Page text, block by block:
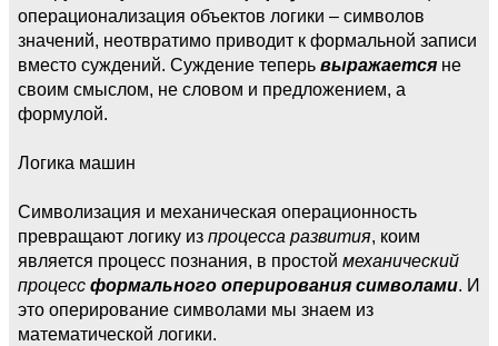
операционализация объектов логики – символов
значений, неотвратимо приводит к формальной записи
вместо суждений. Суждение теперь выражается не
своим смыслом, не словом и предложением, а
формулой.
Логика машин
Символизация и механическая операционность
превращают логику из процесса развития, коим
является процесс познания, в простой механический
процесс формального оперирования символами. И
это оперирование символами мы знаем из
математической логики.